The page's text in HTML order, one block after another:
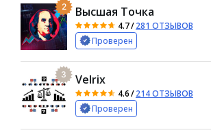
2 Высшая Точка
4.7/281 ОТЗЫВОВ
Проверен
3 Velrix
4.6/214 ОТЗЫВОВ
Проверен